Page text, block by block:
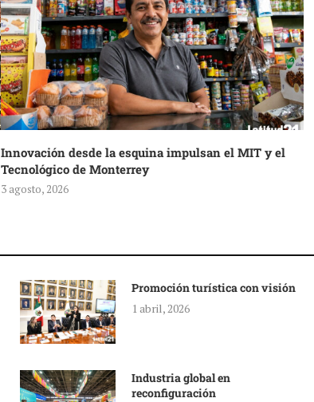
Innovación desde la esquina impulsan el MIT y el
Tecnológico de Monterrey
3 agosto, 2026
Promoción turística con visión
1 abril, 2026
Industria global en
reconfiguración